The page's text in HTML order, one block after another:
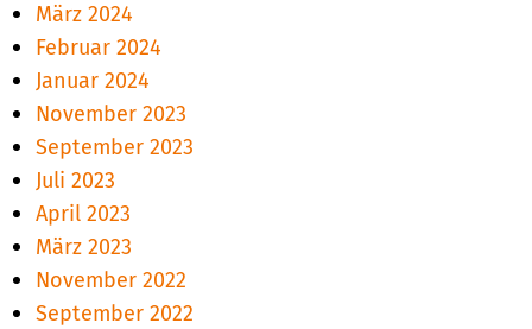
März 2024
Februar 2024
Januar 2024
November 2023
September 2023
Juli 2023
April 2023
März 2023
November 2022
September 2022